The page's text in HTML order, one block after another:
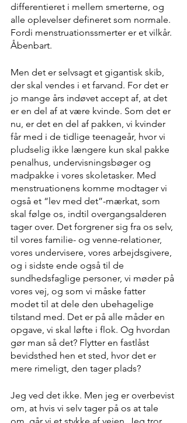
differentieret i mellem smerterne, og
alle oplevelser defineret som normale.
Fordi menstruationssmerter er et vilkår.
Åbenbart.
Men det er selvsagt et gigantisk skib,
der skal vendes i et farvand. For det er
jo mange års indøvet accept af, at det
er en del af at være kvinde. Som det er
nu, er det en del af pakken, vi kvinder
får med i de tidlige teenageår, hvor vi
pludselig ikke længere kun skal pakke
penalhus, undervisningsbøger og
madpakke i vores skoletasker. Med
menstruationens komme modtager vi
også et “lev med det”-mærkat, som
skal følge os, indtil overgangsalderen
tager over. Det forgrener sig fra os selv,
til vores familie- og venne-relationer,
vores undervisere, vores arbejdsgivere,
og i sidste ende også til de
sundhedsfaglige personer, vi møder på
vores vej, og som vi måske fatter
modet til at dele den ubehagelige
tilstand med. Det er på alle måder en
opgave, vi skal løfte i flok. Og hvordan
gør man så det? Flytter en fastlåst
bevidsthed hen et sted, hvor det er
mere rimeligt, den tager plads?
Jeg ved det ikke. Men jeg er overbevist
om, at hvis vi selv tager på os at tale